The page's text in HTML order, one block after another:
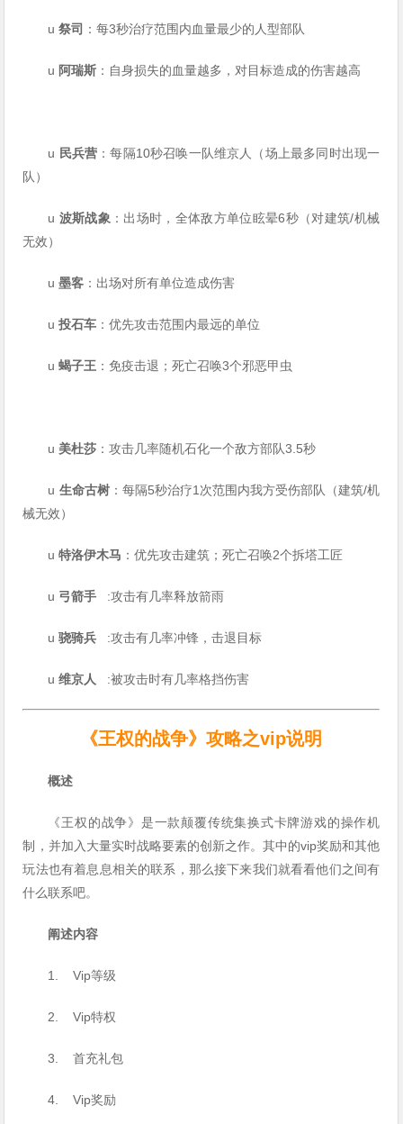
u祭司 ：每3秒治疗范围内血量最少的人型部队
u 阿瑞斯 ：自身损失的血量越多，对目标造成的伤害越高
u 民兵营 ：每隔10秒召唤一队维京人（场上最多同时出现一
队）
u 波斯战象 ：出场时，全体敌方单位眩晕6秒（对建筑/机械
无效）
u墨客 ：出场对所有单位造成伤害
u投石车 ：优先攻击范围内最远的单位
u蝎子王 ：免疫击退；死亡召唤3个邪恶甲虫
u美杜莎 ：攻击几率随机石化一个敌方部队3.5秒
u 生命古树：每隔5秒治疗1次范围内我方受伤部队（建筑/机
械无效）
u特洛伊木马 ：优先攻击建筑；死亡召唤2个拆塔工匠
u 弓箭手 :攻击有几率释放箭雨
u骁骑兵 :攻击有几率冲锋，击退目标
u维京人 :被攻击时有几率格挡伤害
《王权的战争》攻略之vip说明
概述
《王权的战争》是一款颠覆传统集换式卡牌游戏的操作机
制，并加入大量实时战略要素的创新之作。其中的vip奖励和其他
玩法也有着息息相关的联系，那么接下来我们就看看他们之间有
什么联系吧。
阐述内容
1. Vip等级
2. Vip特权
3. 首充礼包
4. Vip奖励